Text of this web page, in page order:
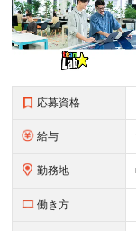
応募資格
給与
勤務地
働き方